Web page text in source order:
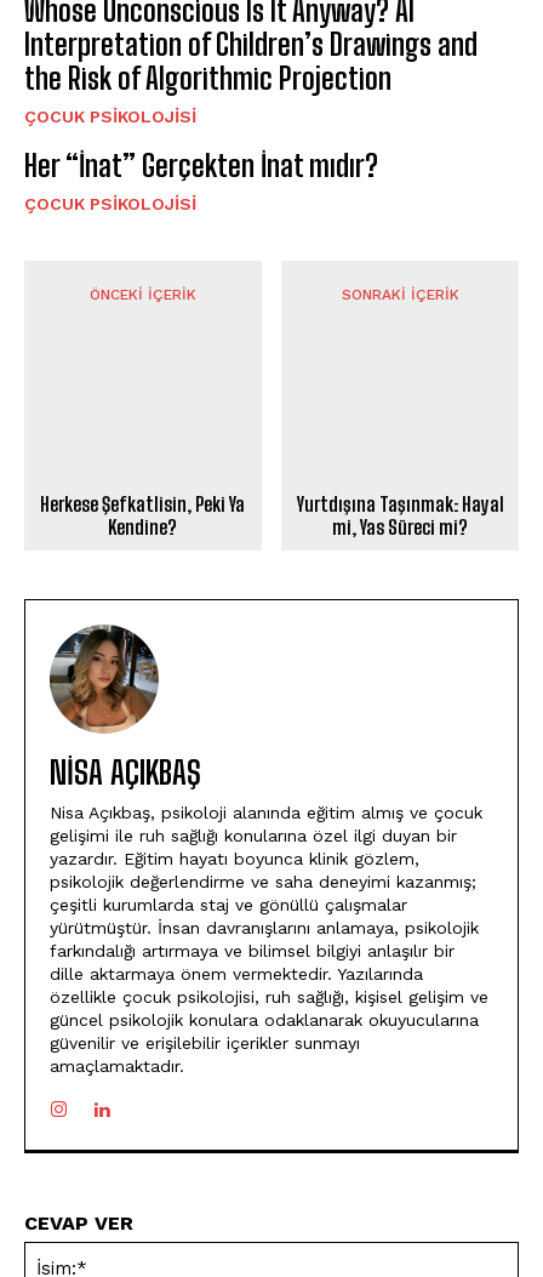
Whose Unconscious Is It Anyway? AI
Interpretation of Children’s Drawings and
the Risk of Algorithmic Projection
ÇOCUK PSIKOLOJISI
Her “İnat” Gerçekten İnat mıdır?
ÇOCUK PSIKOLOJISI
ÖNCEKI İÇERIK
Herkese Şefkatlisin, Peki Ya
Kendine?
SONRAKI İÇERIK
Yurtdışına Taşınmak: Hayal
mi, Yas Süreci mi?
NISA AÇIKBAŞ
Nisa Açıkbaş, psikoloji alanında eğitim almış ve çocuk
gelişimi ile ruh sağlığı konularına özel ilgi duyan bir
yazardır. Eğitim hayatı boyunca klinik gözlem,
psikolojik değerlendirme ve saha deneyimi kazanmış;
çeşitli kurumlarda staj ve gönüllü çalışmalar
yürütmüştür. İnsan davranışlarını anlamaya, psikolojik
farkındalığı artırmaya ve bilimsel bilgiyi anlaşılır bir
dille aktarmaya önem vermektedir. Yazılarında
özellikle çocuk psikolojisi, ruh sağlığı, kişisel gelişim ve
güncel psikolojik konulara odaklanarak okuyucularına
güvenilir ve erişilebilir içerikler sunmayı
amaçlamaktadır.
CEVAP VER